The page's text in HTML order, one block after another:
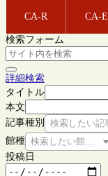
CA-R CA-E
検索フォーム
詳細検索
タイトル
本文
記事種別
検索したい記
館種 検索したい館種を
投稿日